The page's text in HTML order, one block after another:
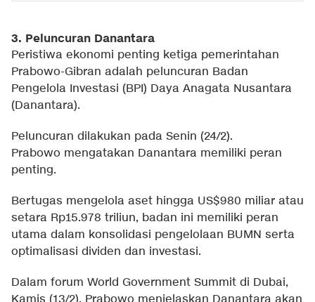
3. Peluncuran Danantara
Peristiwa ekonomi penting ketiga pemerintahan
Prabowo-Gibran adalah peluncuran Badan
Pengelola Investasi (BPI) Daya Anagata Nusantara
(Danantara).
Peluncuran dilakukan pada Senin (24/2).
Prabowo mengatakan Danantara memiliki peran
penting.
Bertugas mengelola aset hingga US$980 miliar atau
setara Rp15.978 triliun, badan ini memiliki peran
utama dalam konsolidasi pengelolaan BUMN serta
optimalisasi dividen dan investasi.
Dalam forum World Government Summit di Dubai,